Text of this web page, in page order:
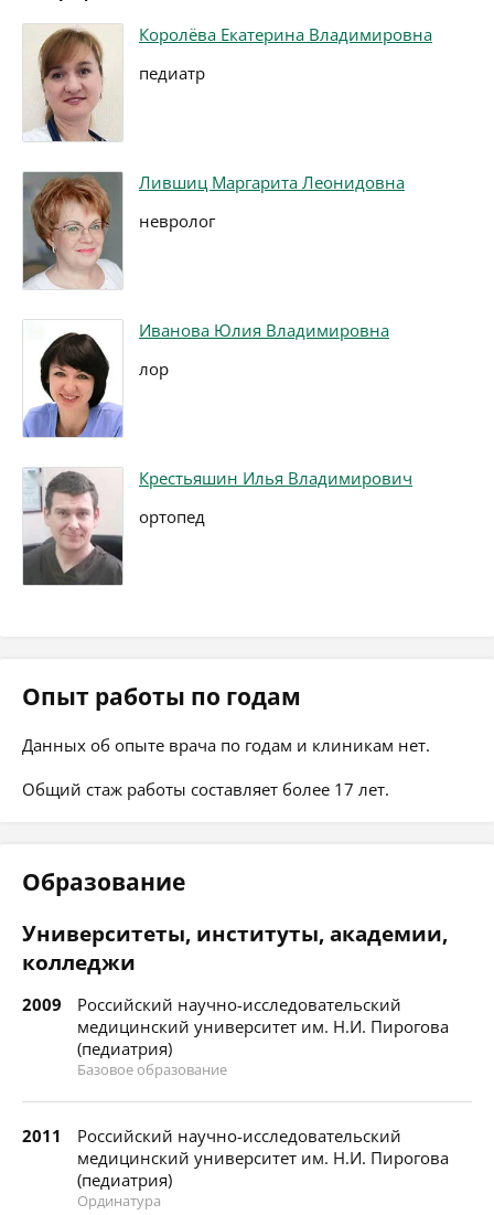
Королёва Екатерина Владимировна
педиатр
Лившиц Маргарита Леонидовна
невролог
Иванова Юлия Владимировна
лор
Крестьяшин Илья Владимирович
ортопед
Опыт работы по годам
Данных об опыте врача по годам и клиникам нет.
Общий стаж работы составляет более 17 лет.
Образование
Университеты, институты, академии,
колледжи
2009
Российский научно-исследовательский
медицинский университет им. Н.И. Пирогова
(педиатрия)
Базовое образование
2011
Российский научно-исследовательский
медицинский университет им. Н.И. Пирогова
(педиатрия)
Ординатура